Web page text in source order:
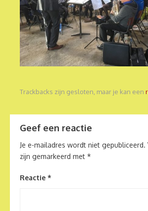
Trackbacks zijn gesloten, maar je kan een
Geef een reactie
Je e-mailadres wordt niet gepubliceerd.
zijn gemarkeerd met *
Reactie *